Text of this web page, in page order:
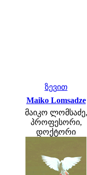
ზევით
Maiko Lomsadze
მაიკო ლომსაძე,
პროფესორი,
დოქტორი